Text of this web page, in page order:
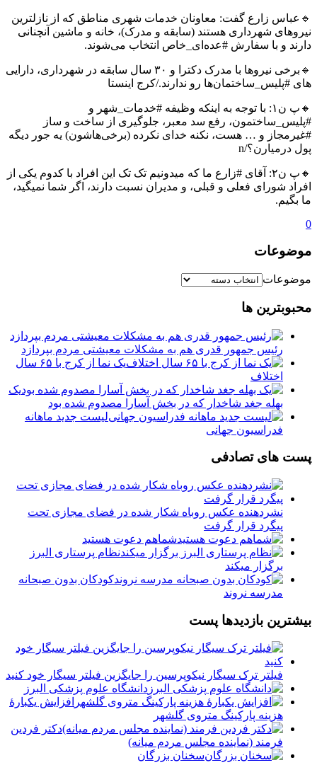
🔹عباس زارع گفت: معاونان خدمات شهری مناطق که از نازلترین
نیروهای شهرداری هستند (سابقه و مدرک)، خانه و ماشین آنچنانی
دارند و با سفارش #عده‌ای_خاص انتخاب می‌شوند.
🔹برخی نیروها با مدرک دکترا و ۳۰ سال سابقه در شهرداری، دارایی
های #پلیس_ساختمان‌ها رو ندارند./کرج اینستا
🔸پ ن۱: با توجه به اینکه وظیفه #خدمات_شهر و
#پلیس_ساختمون، رفع سد معبر، جلوگیری از ساخت و ساز
#غیرمجاز و … هست، نکنه خدای نکرده (برخی‌هاشون) یه جور دیگه
پول درمیارن؟/n
🔸پ ن۲: آقای #زارع ما که میدونیم تک تک این افراد با کدوم یکی از
افراد شورای فعلی و قبلی، و مدیران نسبت دارند، اگر شما نمیگید،
ما بگیم.
0
موضوعات
موضوعات
محبوبترین ها
رئیس جمهور قدری هم به مشکلات معیشتی مردم بپردازد
یک نما از کرج با ۶۵ سال
اختلاف
یک
بهله جغد شاخدار که در بخش آسارا مصدوم شده بود
لیست جدید ماهانه
فدراسیون جهانی
پست های تصادفی
نشردهنده عکس روباه شکار شده در فضای مجازی تحت
پیگرد قرار گرفت
شماهم دعوت هستید
نظام پرستاری البرز
برگزار میکند
️کودکان بدون صبحانه
مدرسه نروند
بیشترین بازدیدها پست
فیلتر ترک سیگار نیکوپرسین را جایگزین فیلتر سیگار خود کنید
دانشگاه علوم پزشکی البرز
افزایش یکبارۀ
هزینه پارکینگ متروی گلشهر
دكتر فردين
فرمند (نماينده مجلس مردم میانه)
سخنان بزرگان